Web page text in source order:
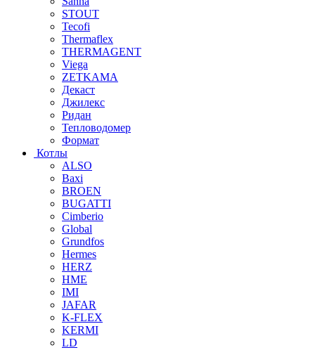
STOUT
Tecofi
Thermaflex
THERMAGENT
Viega
ZETKAMA
Декаст
Джилекс
Ридан
Тепловодомер
Формат
Котлы
ALSO
Baxi
BROEN
BUGATTI
Cimberio
Global
Grundfos
Hermes
HERZ
HME
IMI
JAFAR
K-FLEX
KERMI
LD